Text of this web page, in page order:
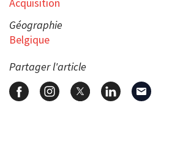
Géographie
Belgique
Partager l'article